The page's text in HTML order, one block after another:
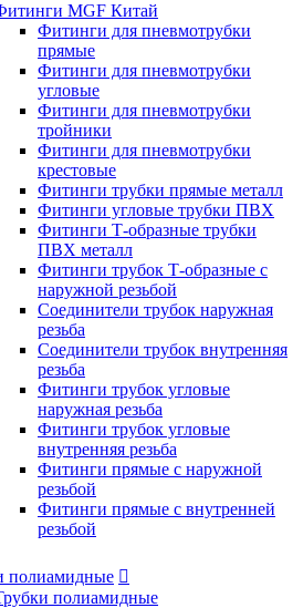
MGF Китай
Фитинги для пневмотрубки
прямые
Фитинги для пневмотрубки
угловые
Фитинги для пневмотрубки
тройники
Фитинги для пневмотрубки
крестовые
Фитинги трубки прямые металл
Фитинги угловые трубки ПВХ
Фитинги Т-образные трубки
ПВХ металл
Фитинги трубок Т-образные с
наружной резьбой
Соединители трубок наружная
резьба
Соединители трубок внутренняя
резьба
Фитинги трубок угловые
наружная резьба
Фитинги трубок угловые
внутренняя резьба
Фитинги прямые с наружной
резьбой
Фитинги прямые с внутренней
резьбой
полиамидные 
полиамидные